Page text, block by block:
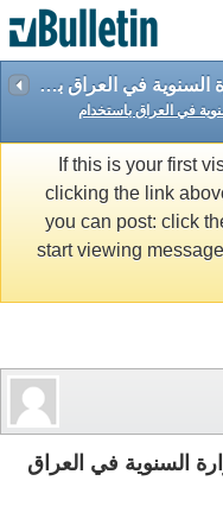
التنبؤ المكاني لخرائط معدلات الحرارة السنوية في العراق باستخدام Geostatistical Inter
في العراق باستخدام
If this is your first
clicking the link
you can post: click
start viewing
السنوية في العراق